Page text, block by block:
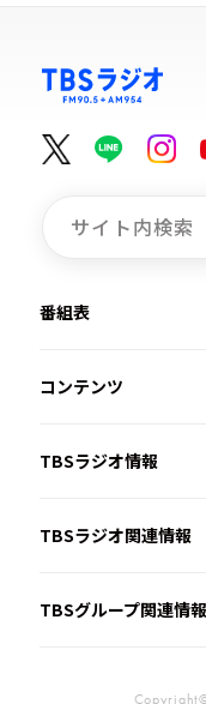
番組表
コンテンツ
TBSラジオ情報
TBSラジオ関連情報
TBSグループ関連情報